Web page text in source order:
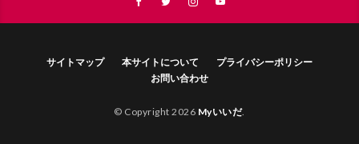
サイトマップ 本サイトについて
プライバシーポリシー
お問い合わせ
© Copyright 2026 Myいいだ.